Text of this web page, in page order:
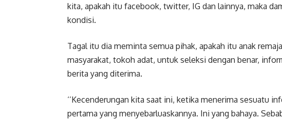
kita, apakah itu facebook, twitter, IG dan lainnya, maka
kondisi.
Tagal itu dia meminta semua pihak, apakah itu anak
masyarakat, tokoh adat, untuk seleksi dengan benar,
berita yang diterima.
‘’Kecenderungan kita saat ini, ketika menerima sesuatu
pertama yang menyebarluaskannya. Ini yang bahaya.